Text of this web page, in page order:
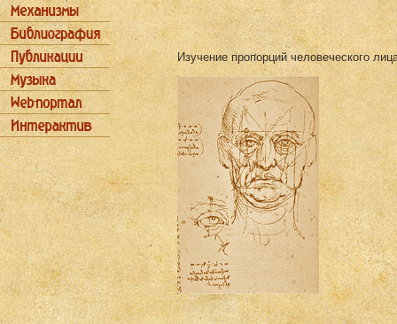
Изучение пропорций человеческого